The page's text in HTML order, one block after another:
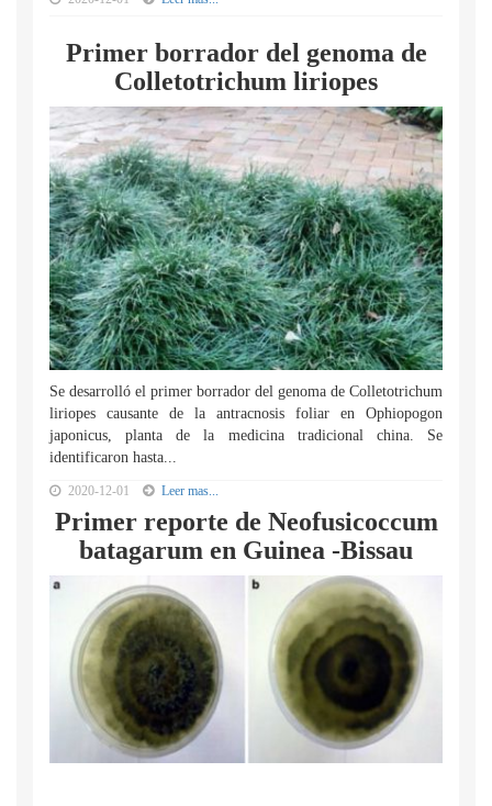
Primer borrador del genoma de
Colletotrichum liriopes
Se desarrolló el primer borrador del genoma de Colletotrichum
liriopes causante de la antracnosis foliar en Ophiopogon
japonicus, planta de la medicina tradicional china. Se
identificaron hasta...
2020-12-01 Leer mas...
Primer reporte de Neofusicoccum
batagarum en Guinea -Bissau